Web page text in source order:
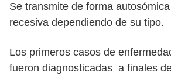
Se transmite de forma
recesiva dependiendo de su tipo.
Los primeros casos de
fueron diagnosticadas a finales